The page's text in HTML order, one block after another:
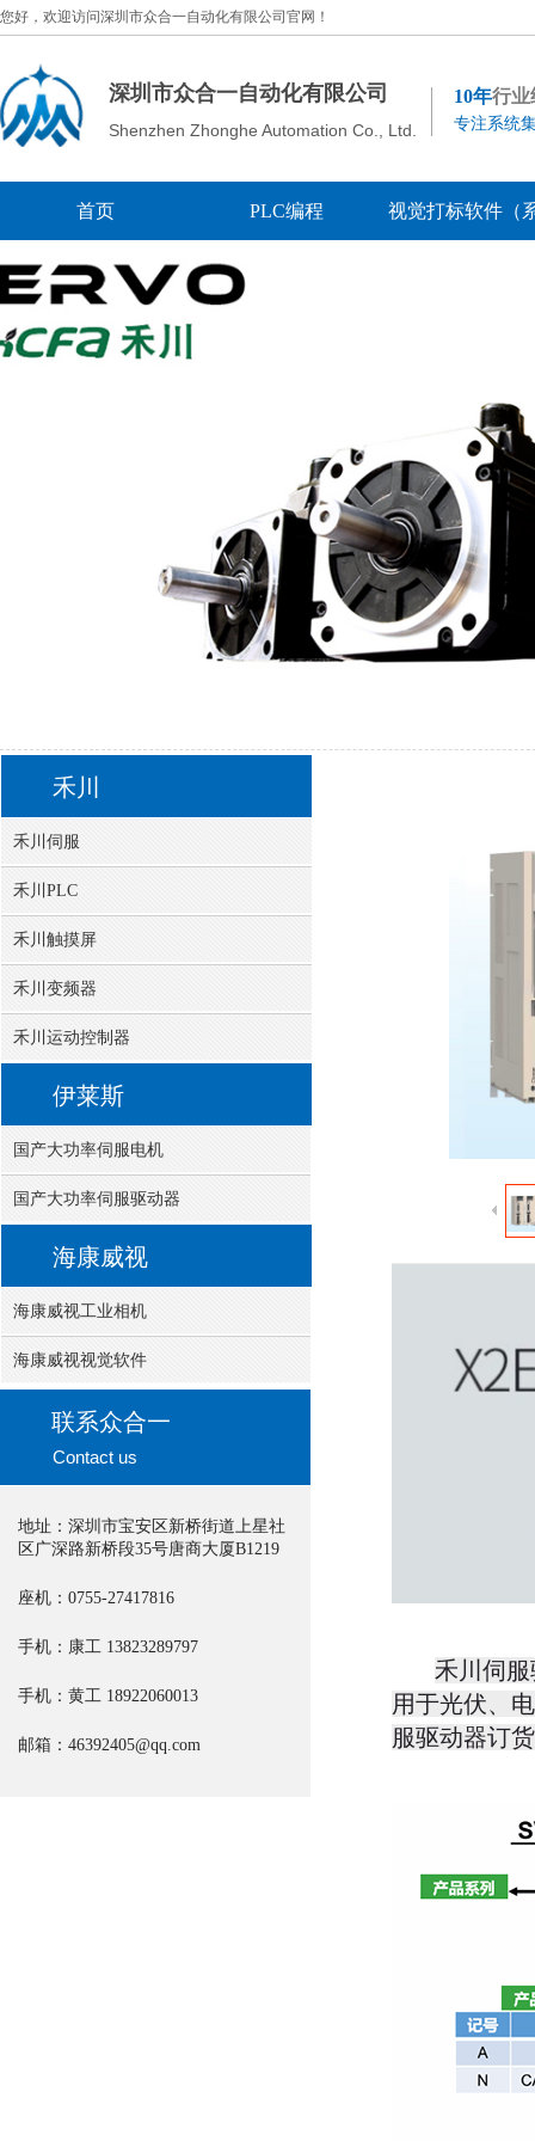
您好，欢迎访问深圳市众合一自动化有限公司官网！
Shenzhen Zhonghe Automation Co., Ltd.
深圳市众合一自动化有限公司 10年行业
专注系统
首页 PLC编程 视觉打标软件（
禾川伺服
禾川PLC
禾川触摸屏
禾川变频器
禾川运动控制器
禾川
禾川伺
用于光伏、
服驱动器订
伊莱斯
国产大功率伺服电机
国产大功率伺服驱动器
海康威视
海康威视工业相机
海康威视视觉软件
Contact us
地址： 深圳市宝安区新桥街道上星社
区广深路新桥段35号唐商大厦B1219
座机：0755-27417816
手机：康工 13823289797
手机：黄工 18922060013
邮箱：46392405@qq.com
联系众合一